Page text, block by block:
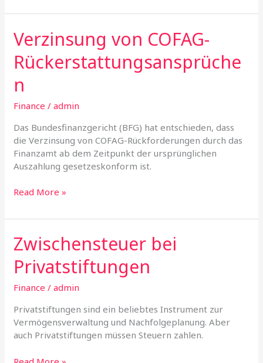
Verzinsung von COFAG-
Rückerstattungsansprüche
n
Finance /admin
Das Bundesfinanzgericht (BFG) hat entschieden, dass
die Verzinsung von COFAG-Rückforderungen durch das
Finanzamt ab dem Zeitpunkt der ursprünglichen
Auszahlung gesetzeskonform ist.
Verzinsung
von
COFAG-
Rückerstattungsansprüchen
Read More »
Zwischensteuer bei
Privatstiftungen
Finance /admin
Privatstiftungen sind ein beliebtes Instrument zur
Vermögensverwaltung und Nachfolgeplanung. Aber
auch Privatstiftungen müssen Steuern zahlen.
Zwischensteuer
bei
Privatstiftungen